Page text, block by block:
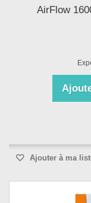
AirFlow
Ajouter à ma